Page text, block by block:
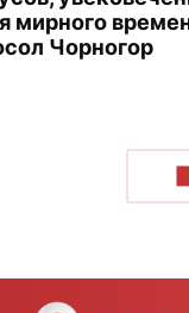
мирного
Чорногор